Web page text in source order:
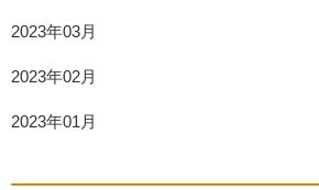
2023年03月
2023年02月
2023年01月